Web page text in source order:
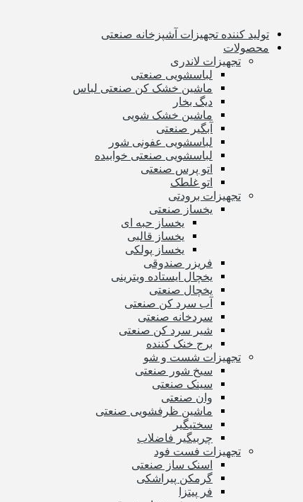
تولید کننده تجهیزات آشپزخانه صنعتی
محصولات
تجهیزات لاندری
لباسشویی صنعتی
ماشین خشک کن صنعتی لباس
دیگ بخار
ماشین خشک شویی
آبگیر صنعتی
لباسشویی عفونی شور
لباسشویی صنعتی خوابیده
اتو پرس صنعتی
اتو غلطک
تجهیزات برودتی
یخساز صنعتی
یخساز حبه ای
یخساز قالبی
یخساز پولکی
فریزر صندوقی
یخچال ایستاده ویترینی
یخچال صنعتی
آب سرد کن صنعتی
سردخانه صنعتی
شیر سرد کن صنعتی
برج خنک کننده
تجهیزات شست و شو
سیخ شور صنعتی
سینک صنعتی
وان صنعتی
ماشین ظرفشویی صنعتی
سختیگیر
چربیگیر فاضلاب
تجهیزات فست فود
اسنک ساز صنعتی
گرمکن پیراشکی
فر پیتزا